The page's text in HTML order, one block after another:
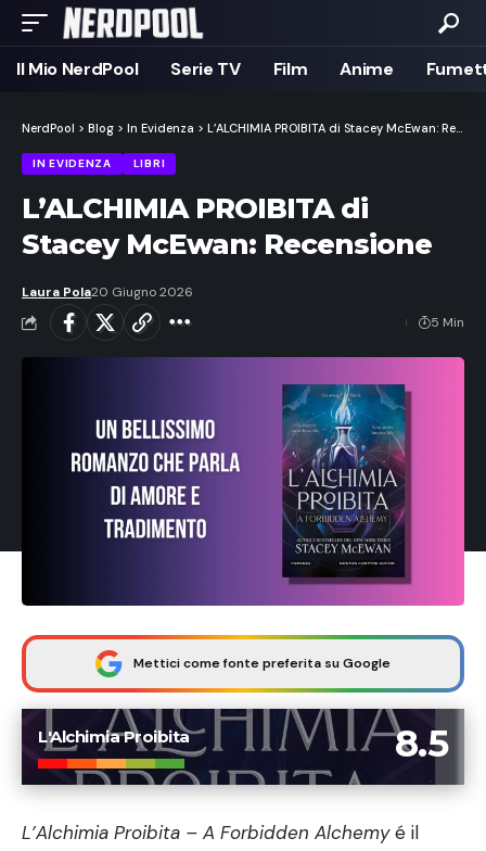
Il Mio NerdPool Serie TV Film Anime
NerdPool > Blog > In Evidenza > L’ALCHIMIA PROIBITA di Stacey McEwan: Recensione
IN EVIDENZA LIBRI
L’ALCHIMIA PROIBITA di
Stacey McEwan: Recensione
Laura Pola20 Giugno 2026
5 Min
Mettici come fonte preferita su Google
8.5
L'Alchimia Proibita
L’Alchimia Proibita – A Forbidden Alchemyé il